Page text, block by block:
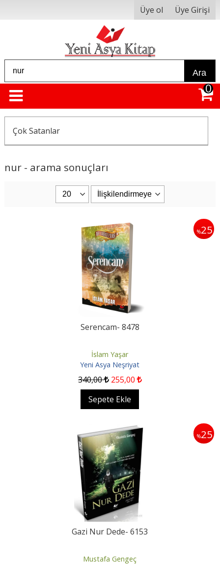
Üye ol Üye Girişi
Ara
0
Çok Satanlar
nur - arama sonuçları
%25
Serencam- 8478
İslam Yaşar
Yeni Asya Neşriyat
340,00 255,00
Sepete Ekle
%25
Gazi Nur Dede- 6153
Mustafa Gengeç